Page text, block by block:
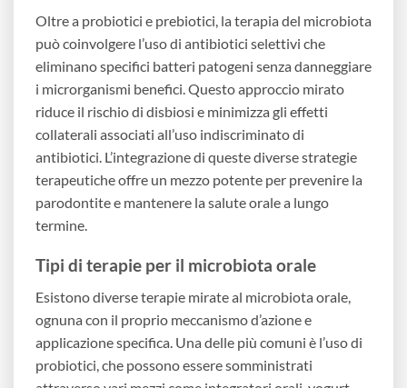
Oltre a probiotici e prebiotici, la terapia del microbiota
può coinvolgere l’uso di antibiotici selettivi che
eliminano specifici batteri patogeni senza danneggiare
i microrganismi benefici. Questo approccio mirato
riduce il rischio di disbiosi e minimizza gli effetti
collaterali associati all’uso indiscriminato di
antibiotici. L’integrazione di queste diverse strategie
terapeutiche offre un mezzo potente per prevenire la
parodontite e mantenere la salute orale a lungo
termine.
Tipi di terapie per il microbiota orale
Esistono diverse terapie mirate al microbiota orale,
ognuna con il proprio meccanismo d’azione e
applicazione specifica. Una delle più comuni è l’uso di
probiotici, che possono essere somministrati